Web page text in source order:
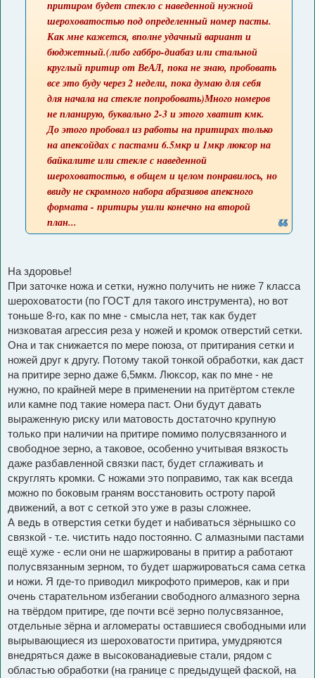
притиром будет стекло с наведенной нужной
шероховатостью под определенный номер пасты.
Как мне кажется, вполне удачный вариант и
бюджетный.(либо габбро-диабаз или стальной
круглый притир от ВеАЛ, пока не знаю, пробовать
все это буду через 2 недели, пока думаю для себя
для начала на стекле попробовать)Много номеров
не планирую, буквально 2-3 и этого хватит кмк.
До этого пробовал из работы на притирах только
на апексойдах с пастами 6.5мкр и 1мкр люксор на
байкалите или стекле с наведенной
шероховатостью, в общем и целом понравилось, но
ввиду не скромного набора абразивов апексного
формата - притиры ушли конечно на второй
план...
На здоровье!
При заточке ножа и сетки, нужно получить не ниже 7 класса
шероховатости (по ГОСТ для такого инструмента), но вот
тоньше 8-го, как по мне - смысла нет, так как будет
низковатая агрессия реза у ножей и кромок отверстий сетки.
Она и так снижается по мере поюза, от притирания сетки и
ножей друг к другу. Потому такой тонкой обработки, как даст
на притире зерно даже 6,5мкм. Люксор, как по мне - не
нужно, по крайней мере в применении на притёртом стекле
или камне под такие номера паст. Они будут давать
выраженную риску или матовость достаточно крупную
только при наличии на притире помимо полусвязанного и
свободное зерно, а таковое, особенно учитывая вязкость
даже разбавленной связки паст, будет сглаживать и
скруглять кромки. С ножами это поправимо, так как всегда
можно по боковым граням восстановить остроту парой
движений, а вот с сеткой это уже в разы сложнее.
А ведь в отверстия сетки будет и набиваться зёрнышко со
связкой - т.е. чистить надо постоянно. С алмазными пастами
ещё хуже - если они не шаржированы в притир а работают
полусвязанным зерном, то будет шаржироваться сама сетка
и ножи. Я где-то приводил микрофото примеров, как и при
очень старательном избегании свободного алмазного зерна
на твёрдом притире, где почти всё зерно полусвязанное,
отдельные зёрна и агломераты оставшиеся свободными или
вырывающиеся из шероховатости притира, умудряются
внедряться даже в высокованадиевые стали, рядом с
областью обработки (на границе с предыдущей фаской, на